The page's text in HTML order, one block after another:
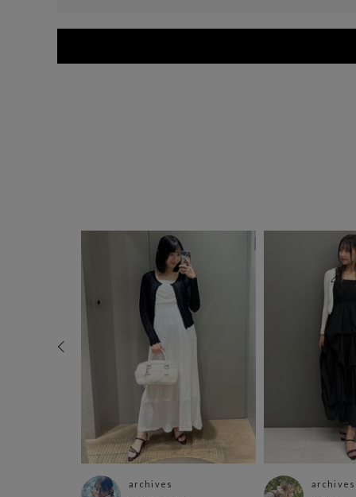
archives archives